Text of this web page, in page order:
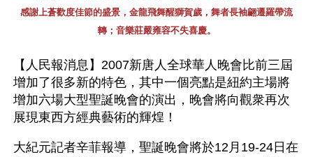
感謝上蒼歡度佳節的盛景，金龍飛舞醒獅賀歲，舞者長袖翩遷羅帶流
轉；音樂莊嚴雍容不失喜慶。
【人民報消息】2007新唐人全球華人晚會比前三屆
增加了很多新的特色，其中一個亮點是紐約主場將
增加六場大型聖誕晚會的演出，晚會將向觀衆再次
展現東西方經典藝術的輝煌！
大紀元記者辛菲報導，聖誕晚會將於12月19-24日在